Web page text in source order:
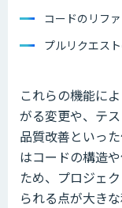
コードのリフ
プルリクエス
これらの機能に
がる変更や、テ
品質改善といっ
はコードの構造
ため、プロジェ
られる点が大きな